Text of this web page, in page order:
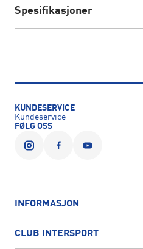
Spesifikasjoner
KUNDESERVICE
Kundeservice
FØLG OSS
INFORMASJON
CLUB INTERSPORT